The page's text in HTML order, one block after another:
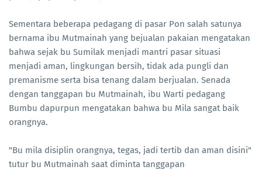
Sementara beberapa pedagang di pasar Pon salah satunya
bernama ibu Mutmainah yang bejualan pakaian mengatakan
bahwa sejak bu Sumilak menjadi mantri pasar situasi
menjadi aman, lingkungan bersih, tidak ada pungli dan
premanisme serta bisa tenang dalam berjualan. Senada
dengan tanggapan bu Mutmainah, ibu Warti pedagang
Bumbu dapurpun mengatakan bahwa bu Mila sangat baik
orangnya.
"Bu mila disiplin orangnya, tegas, jadi tertib dan aman disini"
tutur bu Mutmainah saat diminta tanggapan